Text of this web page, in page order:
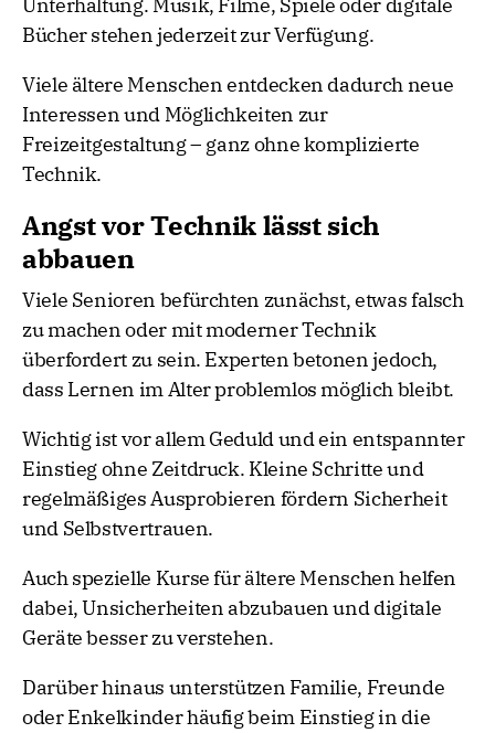
Unterhaltung. Musik, Filme, Spiele oder digitale
Bücher stehen jederzeit zur Verfügung.
Viele ältere Menschen entdecken dadurch neue
Interessen und Möglichkeiten zur
Freizeitgestaltung – ganz ohne komplizierte
Technik.
Angst vor Technik lässt sich
abbauen
Viele Senioren befürchten zunächst, etwas falsch
zu machen oder mit moderner Technik
überfordert zu sein. Experten betonen jedoch,
dass Lernen im Alter problemlos möglich bleibt.
Wichtig ist vor allem Geduld und ein entspannter
Einstieg ohne Zeitdruck. Kleine Schritte und
regelmäßiges Ausprobieren fördern Sicherheit
und Selbstvertrauen.
Auch spezielle Kurse für ältere Menschen helfen
dabei, Unsicherheiten abzubauen und digitale
Geräte besser zu verstehen.
Darüber hinaus unterstützen Familie, Freunde
oder Enkelkinder häufig beim Einstieg in die